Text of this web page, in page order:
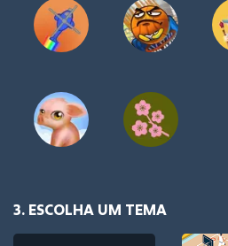
3. ESCOLHA UM TEMA